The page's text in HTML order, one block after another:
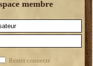
membre
Rester connecté